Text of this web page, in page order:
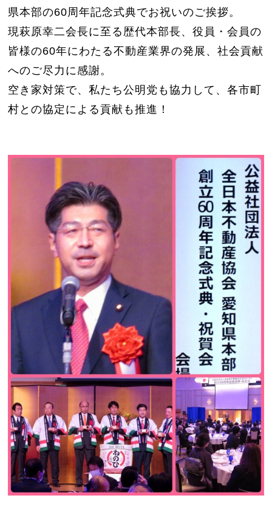
県本部の60周年記念式典でお祝いのご挨拶。
現萩原幸二会長に至る歴代本部長、役員・会員の
皆様の60年にわたる不動産業界の発展、社会貢献
へのご尽力に感謝。
空き家対策で、私たち公明党も協力して、各市町
村との協定による貢献も推進！